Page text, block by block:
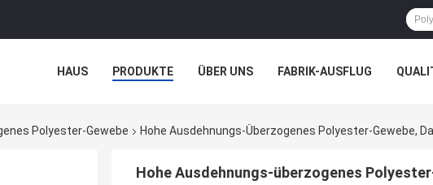
HAUS PRODUKTE ÜBER UNS FABRIK-AUSFLUG
Polyester-Gewebe Hohe Ausdehnungs-Überzogenes Polyester-Gewebe,
Hohe Ausdehnungs-überzogenes